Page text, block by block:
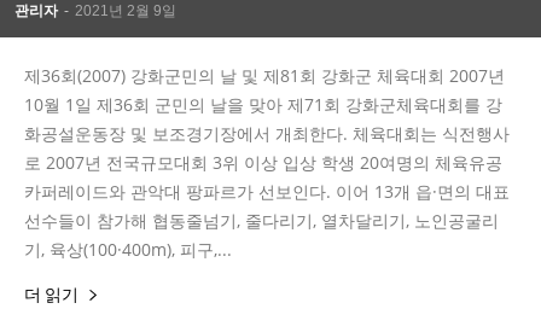
관리자 - 2021년 2월 9일
제36회(2007) 강화군민의 날 및 제81회 강화군 체육대회 2007년
10월 1일 제36회 군민의 날을 맞아 제71회 강화군체육대회를 강
화공설운동장 및 보조경기장에서 개최한다. 체육대회는 식전행사
로 2007년 전국규모대회 3위 이상 입상 학생 20여명의 체육유공
카퍼레이드와 관악대 팡파르가 선보인다. 이어 13개 읍·면의 대표
선수들이 참가해 협동줄넘기, 줄다리기, 열차달리기, 노인공굴리
기, 육상(100·400m), 피구,...
더 읽기